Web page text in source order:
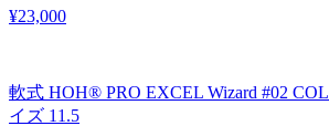
¥23,000
軟式 HOH® PRO EXCEL Wizard #02
イズ 11.5